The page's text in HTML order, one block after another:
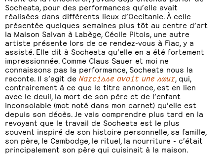
Socheata, pour des performances qu’elle avait
réalisées dans différents lieux d’Occitanie. À celle
présentée quelques semaines plus tôt au centre d’art
la Maison Salvan à Labège, Cécile Pitois, une autre
artiste présente lors de ce rendez-vous à Fiac, y a
assisté. Elle dit à Socheata qu’elle en a été fortement
impressionnée. Comme Claus Sauer et moi ne
connaissons pas la performance, Socheata nous la
raconte. Il s’agit de Narcisse avait une sœur , qui,
contrairement à ce que le titre annonce, est en lien
avec le deuil, la mort de son père et de l’enfant
inconsolable (mot noté dans mon carnet) qu’elle est
depuis son décès. Je vais comprendre plus tard en la
revoyant que le travail de Socheata est le plus
souvent inspiré de son histoire personnelle, sa famille,
son père, le Cambodge, le rituel, la nourriture - c’était
principalement son père qui cuisinait à la maison.